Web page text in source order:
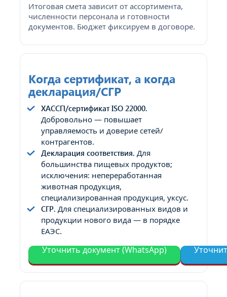
Итоговая смета зависит от ассортимента,
численности персонала и готовности
документов. Бюджет фиксируем в договоре.
Когда сертификат, а когда
декларация/СГР
ХАССП/сертификат ISO 22000.
Добровольно — повышает
управляемость и доверие сетей/
контрагентов.
Декларация соответствия. Для
большинства пищевых продуктов;
исключения: непереработанная
животная продукция,
специализированная продукция, уксус.
СГР. Для специализированных видов и
продукции нового вида — в порядке
ЕАЭС.
Уточнить документ (WhatsApp)